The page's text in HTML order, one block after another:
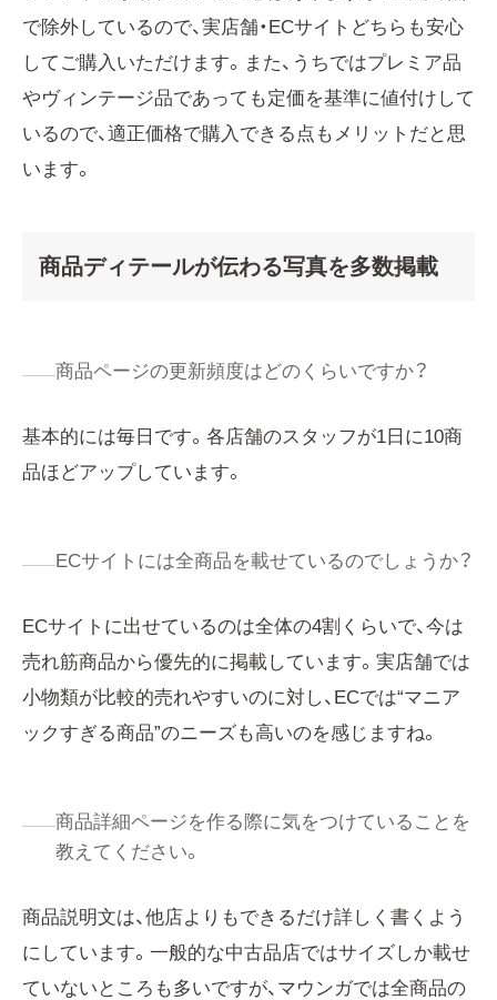
で除外しているので、実店舗・ECサイトどちらも安心
してご購入いただけます。また、うちではプレミア品
やヴィンテージ品であっても定価を基準に値付けして
いるので、適正価格で購入できる点もメリットだと思
います。
商品ディテールが伝わる写真を多数掲載
商品ページの更新頻度はどのくらいですか？
基本的には毎日です。各店舗のスタッフが1日に10商
品ほどアップしています。
ECサイトには全商品を載せているのでしょうか？
ECサイトに出せているのは全体の4割くらいで、今は
売れ筋商品から優先的に掲載しています。実店舗では
小物類が比較的売れやすいのに対し、ECでは“マニア
ックすぎる商品”のニーズも高いのを感じますね。
商品詳細ページを作る際に気をつけていることを
教えてください。
商品説明文は、他店よりもできるだけ詳しく書くよう
にしています。一般的な中古品店ではサイズしか載せ
ていないところも多いですが、マウンガでは全商品の